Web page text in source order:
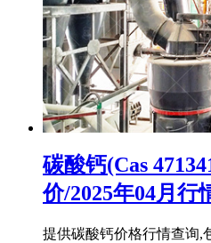
碳酸钙(Cas
价/2025年04月行
提供碳酸钙价格行情查询,